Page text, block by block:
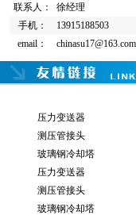
联系人：
徐经理
手机：
13915188503
email：
chinasu17@163.com
压力变送器
测压管接头
玻璃钢冷却塔
压力变送器
测压管接头
玻璃钢冷却塔